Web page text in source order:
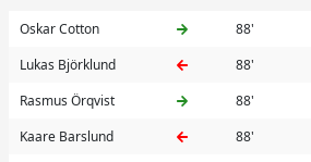
Oskar Cotton
88'
Lukas Björklund
88'
Rasmus Örqvist
88'
Kaare Barslund
88'